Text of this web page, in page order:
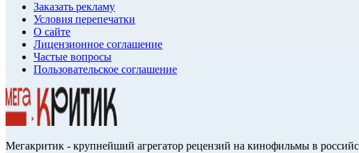
Заказать рекламу
Условия перепечатки
О сайте
Лицензионное соглашение
Частые вопросы
Пользовательское соглашение
Мегакритик - крупнейший агрегатор рецензий на кинофильмы в